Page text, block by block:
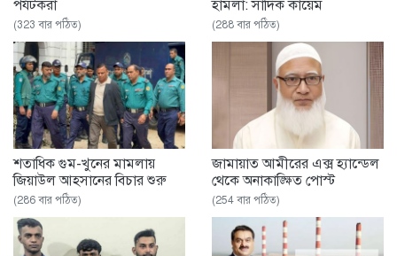
পর্যটকরা
(323 বার পঠিত)
হামলা: সাদিক কায়েম
(288 বার পঠিত)
শতাধিক গুম-খুনের মামলায়
জিয়াউল আহসানের বিচার শুরু
(286 বার পঠিত)
জামায়াত আমীরের এক্স হ্যান্ডেল
থেকে অনাকাঙ্ক্ষিত পোস্ট
(254 বার পঠিত)